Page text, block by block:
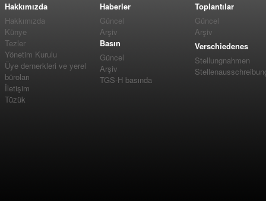
Hakkımızda
Hakkımızda
Künye
Tezler
Yönetim Kurulu
Üye dernerkleri ve yerel
büroları
İletişim
Tüzük
Haberler
Güncel
Arşiv
Basın
Güncel
Arşiv
TGS-H basında
Toplantılar
Güncel
Arşiv
Verschiedenes
Stellungnahmen